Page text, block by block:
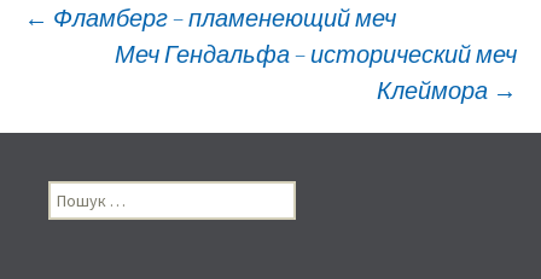
Навигация
записям
← Фламберг – пламенеющий меч
Меч Гендальфа – исторический меч
Клеймора →
Пошук: